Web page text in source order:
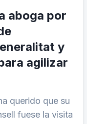
aboga por
y
agilizar
querido que su
fuese la visita